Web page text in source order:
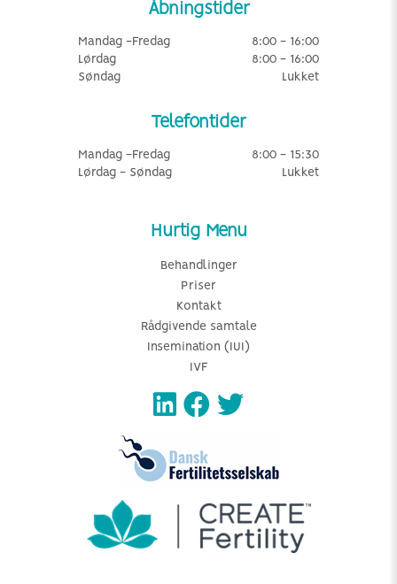
Åbningstider
Mandag -Fredag
8:00 - 16:00
Lørdag
8:00 - 16:00
Søndag
Lukket
Telefontider
Mandag -Fredag
8:00 - 15:30
Lørdag - Søndag
Lukket
Hurtig Menu
Behandlinger
Priser
Kontakt
Rådgivende samtale
Insemination (IUI)
IVF